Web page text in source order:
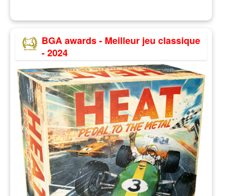
BGA awards - Meilleur jeu classique
- 2024